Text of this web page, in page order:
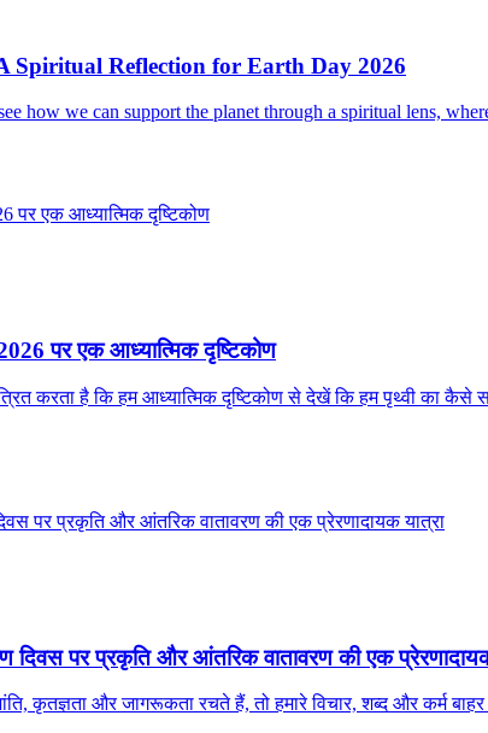
Spiritual Reflection for Earth Day 2026
how we can support the planet through a spiritual lens,
पर एक आध्यात्मिक दृष्टिकोण
करता है कि हम आध्यात्मिक दृष्टिकोण से देखें कि हम पृथ्वी का
दिवस पर प्रकृति और आंतरिक वातावरण की एक
कृतज्ञता और जागरूकता रचते हैं, तो हमारे विचार, शब्द और कर्म